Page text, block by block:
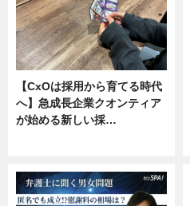
【CxOは採用から育てる時代
へ】急成長企業クオンティア
が始める新しい採…